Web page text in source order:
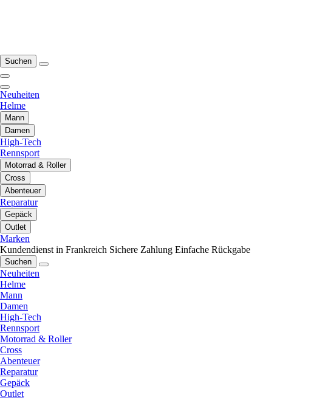
Suchen
Neuheiten
Helme
Mann
Damen
High-Tech
Rennsport
Motorrad & Roller
Cross
Abenteuer
Reparatur
Gepäck
Outlet
Marken
Kundendienst in Frankreich Sichere Zahlung Einfache Rückgabe
Suchen
Neuheiten
Helme
Mann
Damen
High-Tech
Rennsport
Motorrad & Roller
Cross
Abenteuer
Reparatur
Gepäck
Outlet